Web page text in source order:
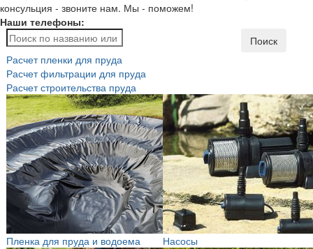
консульция - звоните нам. Мы - поможем!
Наши телефоны:
Поиск
Расчет пленки для пруда
Расчет фильтрации для пруда
Расчет строительства пруда
Пленка для пруда и водоема Насосы